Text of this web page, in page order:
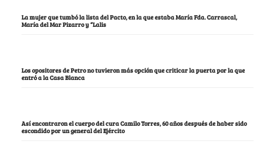
La mujer que tumbó la lista del Pacto, en la que estaba María Fda. Carrascal,
María del Mar Pizarro y “Lalis
Los opositores de Petro no tuvieron más opción que criticar la puerta por la que
entró a la Casa Blanca
Así encontraron el cuerpo del cura Camilo Torres, 60 años después de haber sido
escondido por un general del Ejército